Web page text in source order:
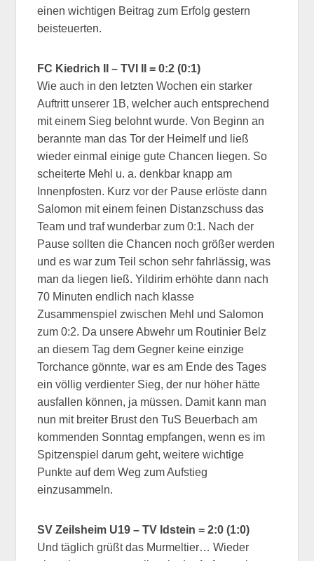
einen wichtigen Beitrag zum Erfolg gestern
beisteuerten.
FC Kiedrich II – TVI II = 0:2 (0:1)
Wie auch in den letzten Wochen ein starker
Auftritt unserer 1B, welcher auch entsprechend
mit einem Sieg belohnt wurde. Von Beginn an
berannte man das Tor der Heimelf und ließ
wieder einmal einige gute Chancen liegen. So
scheiterte Mehl u. a. denkbar knapp am
Innenpfosten. Kurz vor der Pause erlöste dann
Salomon mit einem feinen Distanzschuss das
Team und traf wunderbar zum 0:1. Nach der
Pause sollten die Chancen noch größer werden
und es war zum Teil schon sehr fahrlässig, was
man da liegen ließ. Yildirim erhöhte dann nach
70 Minuten endlich nach klasse
Zusammenspiel zwischen Mehl und Salomon
zum 0:2. Da unsere Abwehr um Routinier Belz
an diesem Tag dem Gegner keine einzige
Torchance gönnte, war es am Ende des Tages
ein völlig verdienter Sieg, der nur höher hätte
ausfallen können, ja müssen. Damit kann man
nun mit breiter Brust den TuS Beuerbach am
kommenden Sonntag empfangen, wenn es im
Spitzenspiel darum geht, weitere wichtige
Punkte auf dem Weg zum Aufstieg
einzusammeln.
SV Zeilsheim U19 – TV Idstein = 2:0 (1:0)
Und täglich grüßt das Murmeltier… Wieder